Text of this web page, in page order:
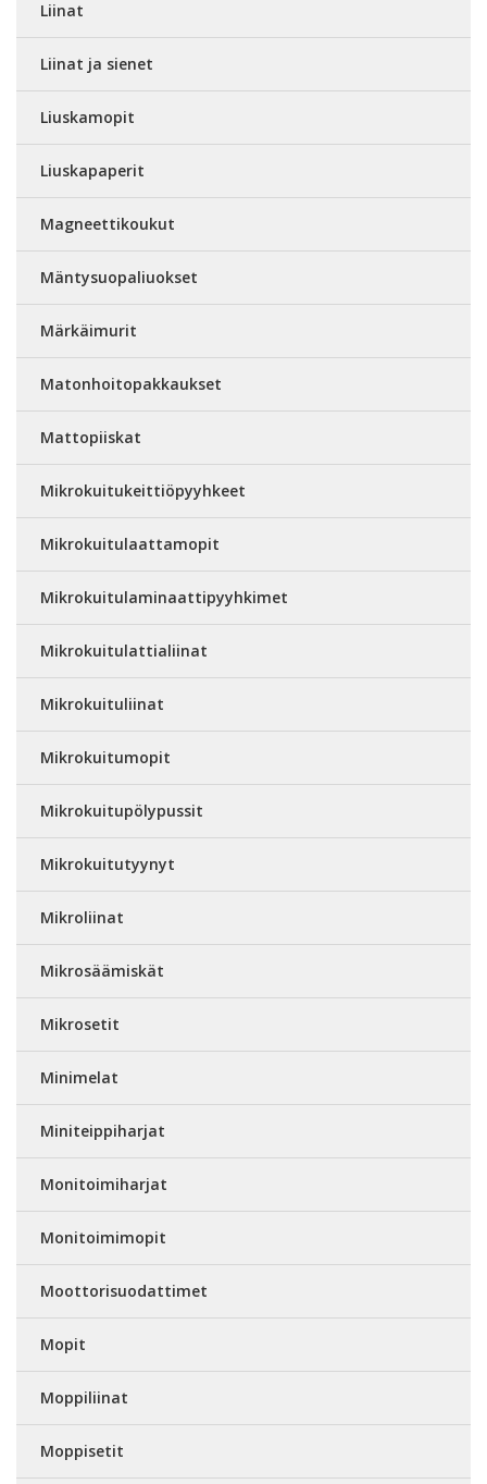
Liinat
Liinat ja sienet
Liuskamopit
Liuskapaperit
Magneettikoukut
Mäntysuopaliuokset
Märkäimurit
Matonhoitopakkaukset
Mattopiiskat
Mikrokuitukeittiöpyyhkeet
Mikrokuitulaattamopit
Mikrokuitulaminaattipyyhkimet
Mikrokuitulattialiinat
Mikrokuituliinat
Mikrokuitumopit
Mikrokuitupölypussit
Mikrokuitutyynyt
Mikroliinat
Mikrosäämiskät
Mikrosetit
Minimelat
Miniteippiharjat
Monitoimiharjat
Monitoimimopit
Moottorisuodattimet
Mopit
Moppiliinat
Moppisetit